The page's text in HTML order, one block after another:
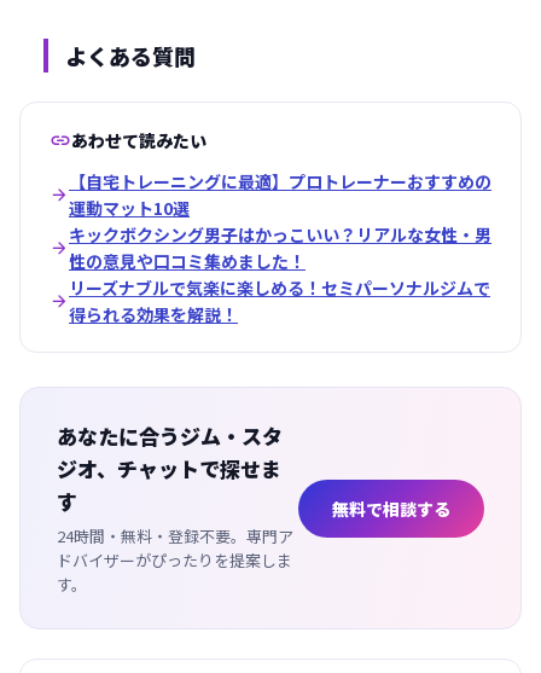
よくある質問
あわせて読みたい

【自宅トレーニングに最適】プロトレーナーおすすめの
運動マット10選

キックボクシング男子はかっこいい？リアルな女性・男
性の意見や口コミ集めました！

リーズナブルで気楽に楽しめる！セミパーソナルジムで
得られる効果を解説！
あなたに合うジム・スタ
ジオ、チャットで探せま
す
24時間・無料・登録不要。専門ア
ドバイザーがぴったりを提案しま
す。
無料で相談する